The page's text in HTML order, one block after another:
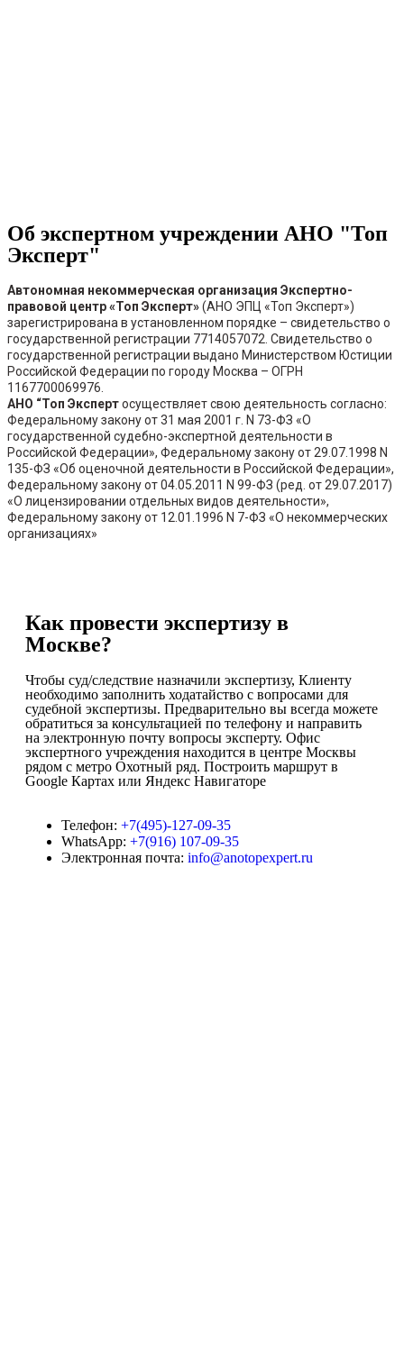
Об экспертном учреждении АНО "Топ
Эксперт"
Автономная некоммерческая организация Экспертно-
правовой центр «Топ Эксперт»(АНО ЭПЦ «Топ Эксперт»)
зарегистрирована в установленном порядке – свидетельство о
государственной регистрации 7714057072. Свидетельство о
государственной регистрации выдано Министерством Юстиции
Российской Федерации по городу Москва – ОГРН
1167700069976.
АНО “Топ Экспертосуществляет свою деятельность согласно:
Федеральному закону от 31 мая 2001 г. N 73-ФЗ «О
государственной судебно-экспертной деятельности в
Российской Федерации», Федеральному закону от 29.07.1998 N
135-ФЗ «Об оценочной деятельности в Российской Федерации»,
Федеральному закону от 04.05.2011 N 99-ФЗ (ред. от 29.07.2017)
«О лицензировании отдельных видов деятельности»,
Федеральному закону от 12.01.1996 N 7-ФЗ «О некоммерческих
организациях»
Как провести экспертизу в
Москве?
Чтобы суд/следствие назначили экспертизу, Клиенту
необходимо заполнить ходатайство с вопросами для
судебной экспертизы. Предварительно вы всегда можете
обратиться за консультацией по телефону и направить
на электронную почту вопросы эксперту. Офис
экспертного учреждения находится в центре Москвы
рядом с метро Охотный ряд. Построить маршрут в
Google Картах или Яндекс Навигаторе
Телефон: +7(495)-127-09-35
WhatsApp: +7(916) 107-09-35
Электронная почта: info@anotopexpert.ru